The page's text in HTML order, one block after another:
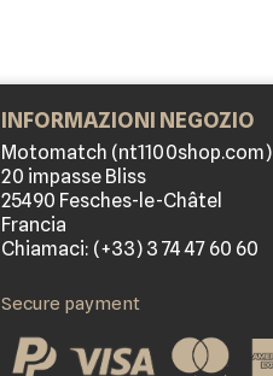
INFORMAZIONI NEGOZIO
Motomatch (nt1100shop.com)
20 impasse Bliss
25490 Fesches-le-Châtel
Francia
Chiamaci: (+33) 3 74 47 60 60
Secure payment